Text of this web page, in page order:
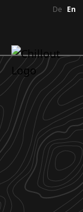
De En